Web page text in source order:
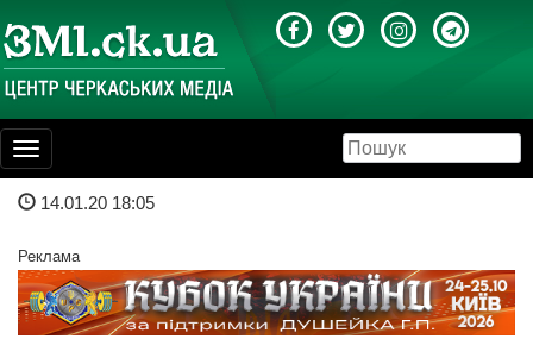
Toggle
navigation
14.01.20 18:05
Реклама